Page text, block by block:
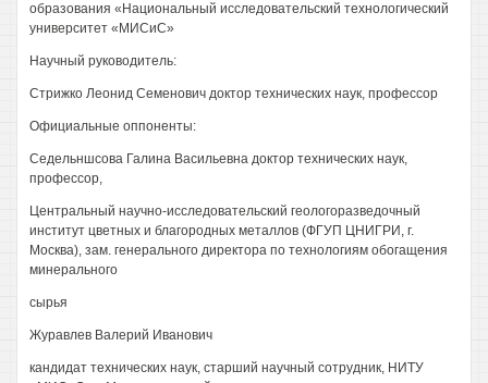
образования «Национальный исследовательский технологический
университет «МИСиС»
Научный руководитель:
Стрижко Леонид Семенович доктор технических наук, профессор
Официальные оппоненты:
Седельншсова Галина Васильевна доктор технических наук,
профессор,
Центральный научно-исследовательский геологоразведочный
институт цветных и благородных металлов (ФГУП ЦНИГРИ, г.
Москва), зам. генерального директора по технологиям обогащения
минерального
сырья
Журавлев Валерий Иванович
кандидат технических наук, старший научный сотрудник, НИТУ